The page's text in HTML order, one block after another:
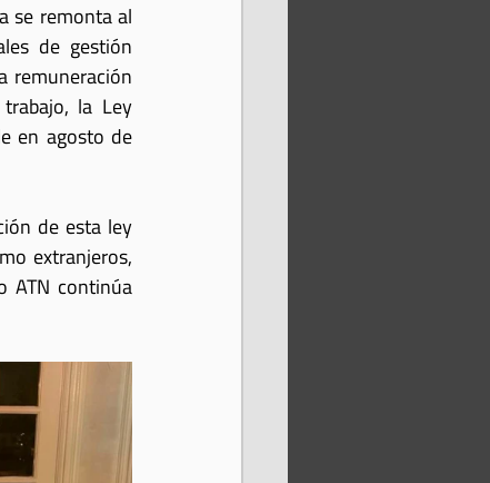
se remonta al
de gestión
remuneración
la Ley
en agosto de
de esta ley
extranjeros,
ATN continúa